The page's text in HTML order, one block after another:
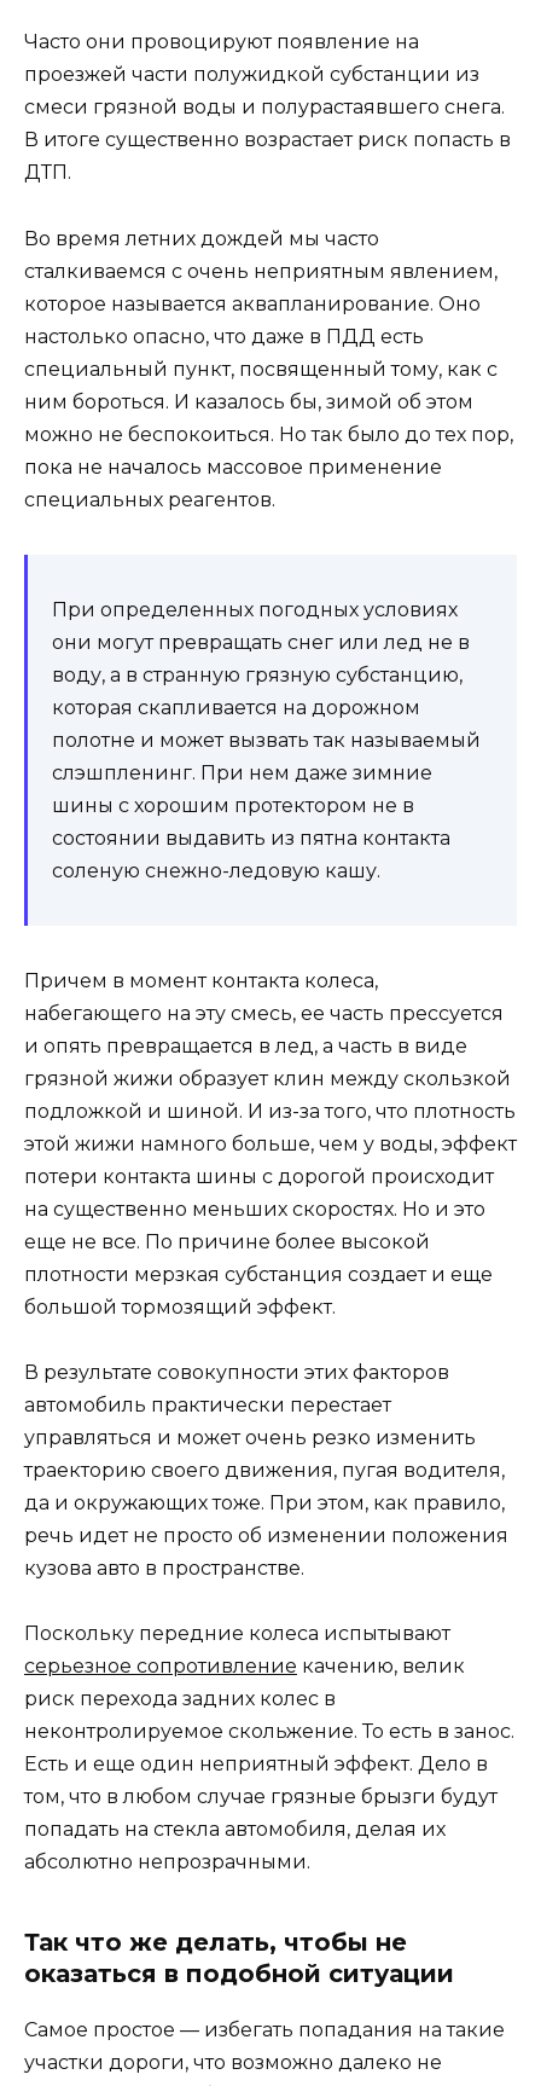
Часто они провоцируют появление на
проезжей части полужидкой субстанции из
смеси грязной воды и полурастаявшего снега.
В итоге существенно возрастает риск попасть в
ДТП.
Во время летних дождей мы часто
сталкиваемся с очень неприятным явлением,
которое называется аквапланирование. Оно
настолько опасно, что даже в ПДД есть
специальный пункт, посвященный тому, как с
ним бороться. И казалось бы, зимой об этом
можно не беспокоиться. Но так было до тех пор,
пока не началось массовое применение
специальных реагентов.
При определенных погодных условиях
они могут превращать снег или лед не в
воду, а в странную грязную субстанцию,
которая скапливается на дорожном
полотне и может вызвать так называемый
слэшпленинг. При нем даже зимние
шины с хорошим протектором не в
состоянии выдавить из пятна контакта
соленую снежно-ледовую кашу.
Причем в момент контакта колеса,
набегающего на эту смесь, ее часть прессуется
и опять превращается в лед, а часть в виде
грязной жижи образует клин между скользкой
подложкой и шиной. И из-за того, что плотность
этой жижи намного больше, чем у воды, эффект
потери контакта шины с дорогой происходит
на существенно меньших скоростях. Но и это
еще не все. По причине более высокой
плотности мерзкая субстанция создает и еще
большой тормозящий эффект.
В результате совокупности этих факторов
автомобиль практически перестает
управляться и может очень резко изменить
траекторию своего движения, пугая водителя,
да и окружающих тоже. При этом, как правило,
речь идет не просто об изменении положения
кузова авто в пространстве.
Поскольку передние колеса испытывают
серьезное сопротивление качению, велик
риск перехода задних колес в
неконтролируемое скольжение. То есть в занос.
Есть и еще один неприятный эффект. Дело в
том, что в любом случае грязные брызги будут
попадать на стекла автомобиля, делая их
абсолютно непрозрачными.
Так что же делать, чтобы не
оказаться в подобной ситуации
Самое простое — избегать попадания на такие
участки дороги, что возможно далеко не